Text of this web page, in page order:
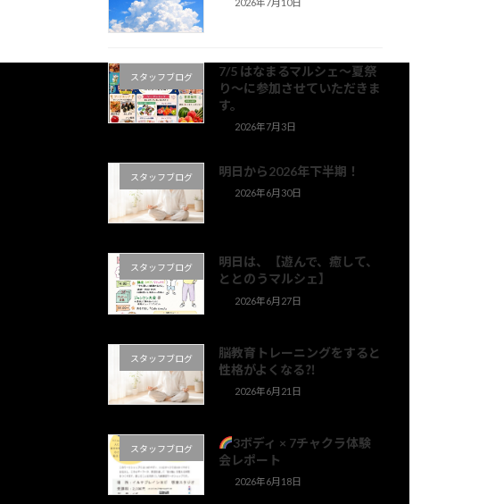
スタッフブログ
7/5 はなまるマルシェ～夏祭
り～に参加させていただきま
す。
2026年7月3日
スタッフブログ 明日から2026年下半期！
2026年6月30日
スタッフブログ
明日は、【遊んで、癒して、
ととのうマルシェ】
2026年6月27日
スタッフブログ
脳教育トレーニングをすると
性格がよくなる⁈
2026年6月21日
スタッフブログ
3ボディ × 7チャクラ体験
会レポート
2026年6月18日